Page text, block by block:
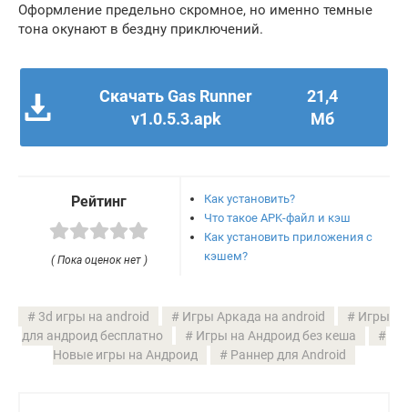
Оформление предельно скромное, но именно темные
тона окунают в бездну приключений.
Скачать Gas Runner
v1.0.5.3.apk
21,4
Мб
Рейтинг
( Пока оценок нет )
Как установить?
Что такое APK-файл и кэш
Как установить приложения с
кэшем?
3d игры на android Игры Аркада на android
Игры
для андроид бесплатно
Игры на Андроид без кеша
Новые игры на Андроид
Раннер для Android